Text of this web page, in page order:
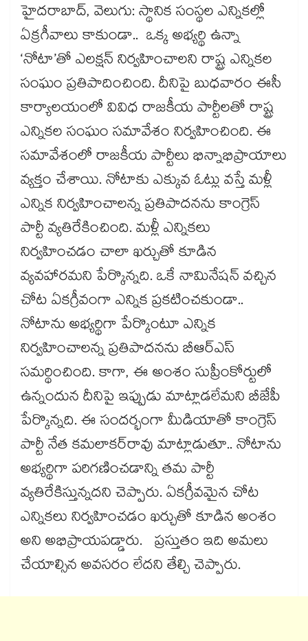
హైదరాబాద్, వెలుగు: స్థానిక సంస్థల ఎన్నికల్లో
ఏక్రగీవాలు కాకుండా.. ఒక్క అభ్యర్థి ఉన్నా
‘నోటా’తో ఎలక్షన్​ నిర్వహించాలని రాష్ట్ర ఎన్నికల
సంఘం ప్రతిపాదించింది. దీనిపై బుధవారం ఈసీ
కార్యాలయంలో వివిధ రాజకీయ పార్టీలతో రాష్ట్ర
ఎన్నికల సంఘం సమావేశం నిర్వహించింది. ఈ
సమావేశంలో రాజకీయ పార్టీలు భిన్నాభిప్రాయాలు
వ్యక్తం చేశాయి. నోటాకు ఎక్కువ ఓట్లు వస్తే మళ్లీ
ఎన్నిక నిర్వహించాలన్న ప్రతిపాదనను కాంగ్రెస్
పార్టీ వ్యతిరేకించింది. మళ్లీ ఎన్నికలు
నిర్వహించడం చాలా ఖర్చుతో కూడిన
వ్యవహారమని పేర్కొన్నది. ఒకే నామినేషన్ వచ్చిన
చోట ఏకగ్రీవంగా ఎన్నిక ప్రకటించకుండా..
నోటాను అభ్యర్థిగా పేర్కొంటూ ఎన్నిక
నిర్వహించాలన్న ప్రతిపాదనను బీఆర్ఎస్
సమర్థించింది. కాగా, ఈ అంశం సుప్రీంకోర్టులో
ఉన్నందున దీనిపై ఇప్పుడు మాట్లాడలేమని బీజేపీ
పేర్కొన్నది. ఈ సందర్భంగా మీడియాతో కాంగ్రెస్​
పార్టీ నేత కమలాకర్​రావు మాట్లాడుతూ.. నోటాను
అభ్యర్థిగా పరిగణించడాన్ని తమ పార్టీ
వ్యతిరేకిస్తున్నదని చెప్పారు. ఏకగ్రీవమైన చోట
ఎన్నికలు నిర్వహించడం ఖర్చుతో కూడిన అంశం
అని అభిప్రాయపడ్డారు. ప్రస్తుతం ఇది అమలు
చేయాల్సిన అవసరం లేదని తేల్చి చెప్పారు.